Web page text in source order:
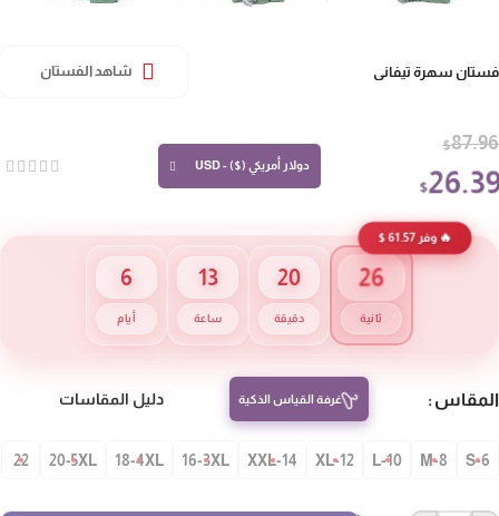
سهرة تيفاني شاهد الفستان
$
$
دولار أمريكي ($) - USD
🔥 وفر 61.57 $
أيام
13
ساعة
20
دقيقة
26
ثانية
غرفة القياس الذكية دليل المقاسات
S-
10-L
12-XL
14-XXL
16-3XL
18-4XL
20-5XL
22